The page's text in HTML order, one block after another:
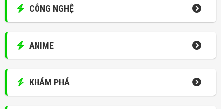
CÔNG NGHỆ
ANIME
KHÁM PHÁ